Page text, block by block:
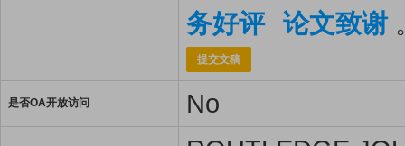
务好评
论文致谢
提交文稿
是否OA开放访问 No